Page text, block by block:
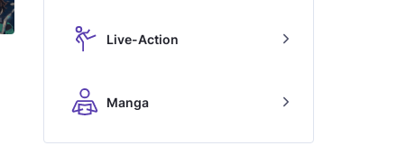
Live-Action
Manga